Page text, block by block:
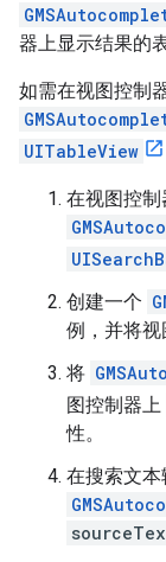
器上显示结果的
如需在视图控制
UITableView
在视图控
创建一个
例，并将视
将
图控制器上
性。
在搜索文